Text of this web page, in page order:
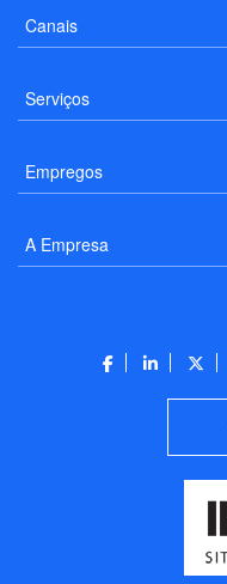
Canais
Serviços
Empregos
A Empresa